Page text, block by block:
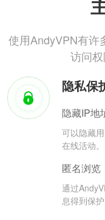
使用AndyVPN有许
访问
隐私保
隐藏IP地
可以隐藏
在线活动。
匿名浏览
通过
息得到保护